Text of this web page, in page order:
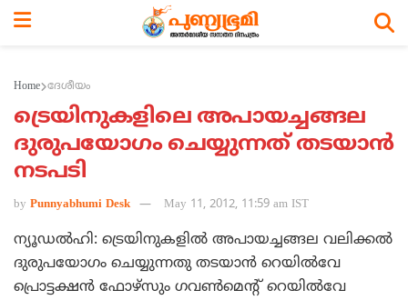
Home ദേശീയം
ട്രെയിനുകളിലെ അപായച്ചങ്ങല
ദുരുപയോഗം ചെയ്യുന്നത് തടയാന്‍
നടപടി
by Punnyabhumi Desk May 11, 2012, 11:59 am IST
ന്യൂഡല്‍ഹി: ട്രെയിനുകളില്‍ അപായച്ചങ്ങല വലിക്കല്‍
ദുരുപയോഗം ചെയ്യുന്നതു തടയാന്‍ റെയില്‍വേ
പ്രൊട്ടക്ഷന്‍ ഫോഴ്സും ഗവണ്‍മെന്റ് റെയില്‍വേ